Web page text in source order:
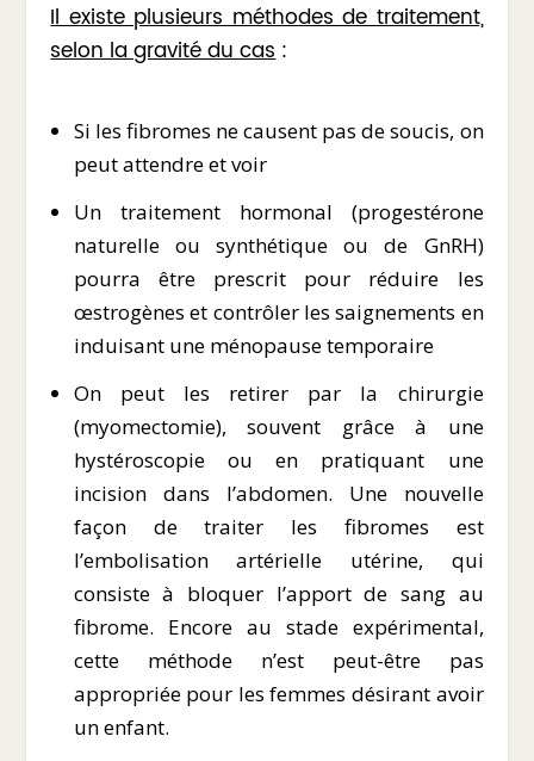
Il existe plusieurs méthodes de traitement,
selon la gravité du cas:
Si les fibromes ne causent pas de soucis, on
peut attendre et voir
Un traitement hormonal (progestérone
naturelle ou synthétique ou de GnRH)
pourra être prescrit pour réduire les
œstrogènes et contrôler les saignements en
induisant une ménopause temporaire
On peut les retirer par la chirurgie
(myomectomie), souvent grâce à une
hystéroscopie ou en pratiquant une
incision dans l’abdomen. Une nouvelle
façon de traiter les fibromes est
l’embolisation artérielle utérine, qui
consiste à bloquer l’apport de sang au
fibrome. Encore au stade expérimental,
cette méthode n’est peut-être pas
appropriée pour les femmes désirant avoir
un enfant.